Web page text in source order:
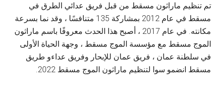
تم تنظيم ماراثون مسقط من قبل فريق عدائي الطرق في
مسقط في عام 2012 بمشاركة 135 متنافسًا ، وقد نما بسرعة
مكانته. في عام 2017 ، أصبح هذا الحدث معروفًا باسم ماراثون
الموج مسقط مع مؤسسة الموج مسقط ، وجهة الحياة الأولى
في سلطنة عمان ، فريق عمان للإبحار وفريق عداءو طريق
مسقط انضمو سوا لتنظيم ماراثون الموج مسقط 2022.